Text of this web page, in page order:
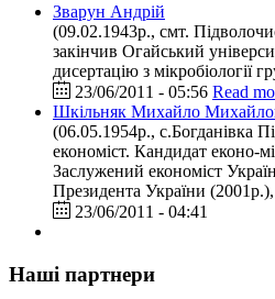
Зварун Андрій
(09.02.1943р., смт.
закінчив Огайський
дисертацію з мікробіології
23/06/2011 - 05:56 Read
Шкільняк Михайло
(06.05.1954р., с.Богданівка
економіст. Кандидат еконо-
Заслужений економіст
Президента України
23/06/2011 - 04:41
Наші партнери